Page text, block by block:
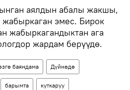
аялдын абалы жакшы,
жабыркаган эмес. Бирок
жабыркагандыктан ага
жардам берүүдө.
баяндама Дүйнөдө
барымта куткаруу